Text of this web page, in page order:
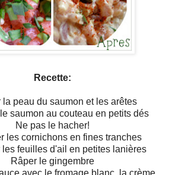
Recette:
la peau du saumon et les arêtes
saumon au couteau en petits dés
Ne pas le hacher!
les cornichons en fines tranches
les feuilles d'ail en petites lanières
Râper le gingembre